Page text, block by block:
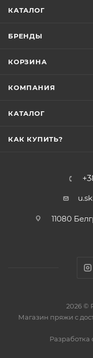
КАТАЛОГ
БРЕНДЫ
КОРЗИНА
КОМПАНИЯ
КАТАЛОГ
КАК КУПИТЬ?
11080
2026 ©
Магазин пряжи с
Разработка